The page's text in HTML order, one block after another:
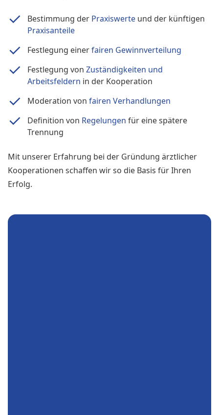
Bestimmung der Praxiswerte und der künftigen
Praxisanteile
Festlegung einerfairen Gewinnverteilung
Festlegung von Zuständigkeiten und
Arbeitsfeldern in der Kooperation
Moderation von fairen Verhandlungen
Definition von Regelungen für eine spätere
Trennung
Mit unserer Erfahrung bei der Gründung ärztlicher
Kooperationen schaffen wir so die Basis für Ihren
Erfolg.